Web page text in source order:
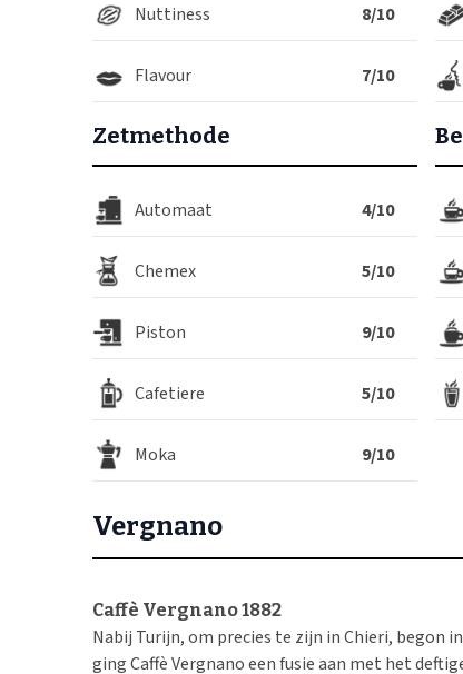
Nuttiness 8/10
Flavour 7/10
Zetmethode
Automaat 4/10
Chemex 5/10
Piston 9/10
Cafetiere 5/10
Moka 9/10
Vergnano
Caffè Vergnano 1882
Nabij Turijn, om precies te zijn in Chieri, begon
ging Caffè Vergnano een fusie aan met het